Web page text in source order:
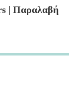
| Παραλαβή